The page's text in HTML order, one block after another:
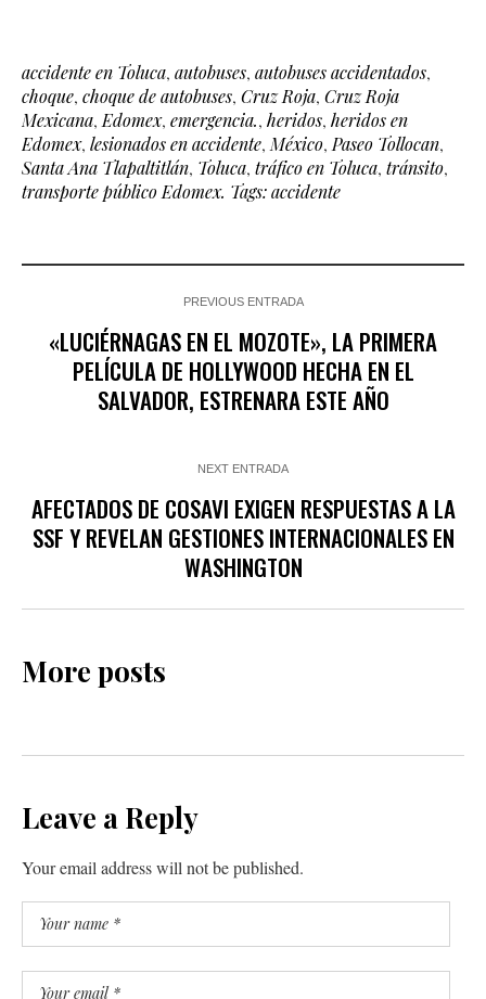
accidente en Toluca, autobuses, autobuses accidentados,
choque, choque de autobuses, Cruz Roja, Cruz Roja
Mexicana, Edomex, emergencia., heridos, heridos en
Edomex, lesionados en accidente, México, Paseo Tollocan,
Santa Ana Tlapaltitlán, Toluca, tráfico en Toluca, tránsito,
transporte público Edomex. Tags: accidente
PREVIOUS ENTRADA
«LUCIÉRNAGAS EN EL MOZOTE», LA PRIMERA
PELÍCULA DE HOLLYWOOD HECHA EN EL
SALVADOR, ESTRENARA ESTE AÑO
NEXT ENTRADA
AFECTADOS DE COSAVI EXIGEN RESPUESTAS A LA
SSF Y REVELAN GESTIONES INTERNACIONALES EN
WASHINGTON
More posts
Leave a Reply
Your email address will not be published.